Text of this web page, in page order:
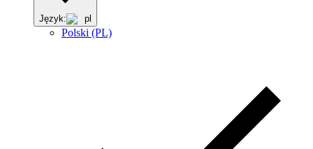
Język: pl
Polski (PL)